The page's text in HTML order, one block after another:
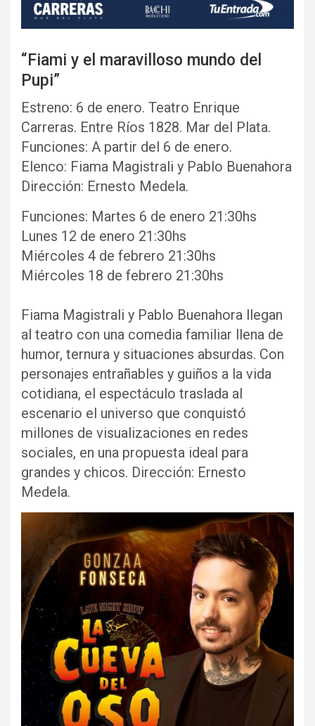
“Fiami y el maravilloso mundo del
Pupi”
Estreno: 6 de enero. Teatro Enrique
Carreras. Entre Ríos 1828. Mar del Plata.
Funciones: A partir del 6 de enero.
Elenco: Fiama Magistrali y Pablo Buenahora
Dirección: Ernesto Medela.
Funciones: Martes 6 de enero 21:30hs
Lunes 12 de enero 21:30hs
Miércoles 4 de febrero 21:30hs
Miércoles 18 de febrero 21:30hs
Fiama Magistrali y Pablo Buenahora llegan
al teatro con una comedia familiar llena de
humor, ternura y situaciones absurdas. Con
personajes entrañables y guiños a la vida
cotidiana, el espectáculo traslada al
escenario el universo que conquistó
millones de visualizaciones en redes
sociales, en una propuesta ideal para
grandes y chicos. Dirección: Ernesto
Medela.